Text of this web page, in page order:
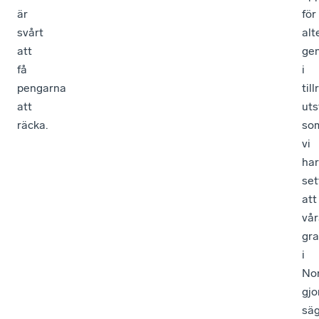
är
svårt
att
få
pengarna
att
räcka.
för
i
vi
har
att
i